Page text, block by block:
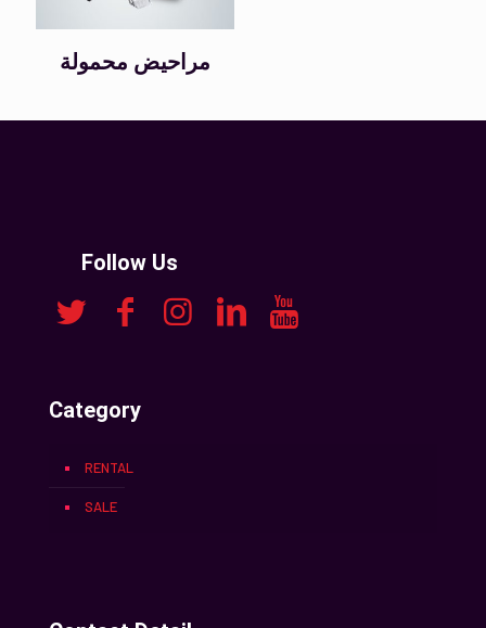
مراحيض محمولة
Follow Us
Category
RENTAL
SALE